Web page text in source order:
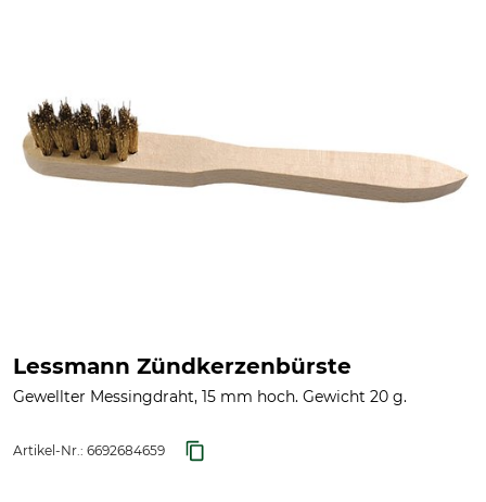
Lessmann Zündkerzenbürste
Gewellter Messingdraht, 15 mm hoch. Gewicht 20 g.
Artikel-Nr.: 6692684659